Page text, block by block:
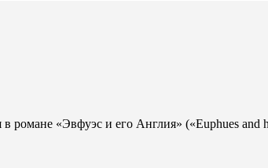
в романе «Эвфуэс и его Англия» («Euphues and